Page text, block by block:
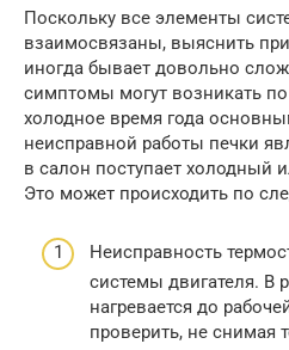
Поскольку все элементы
взаимосвязаны, выяснить
иногда бывает довольно
симптомы могут возникать
холодное время года
неисправной работы печки
в салон поступает холодный
Это может происходить по
Неисправность
системы двигателя. В
нагревается до
проверить, не снимая